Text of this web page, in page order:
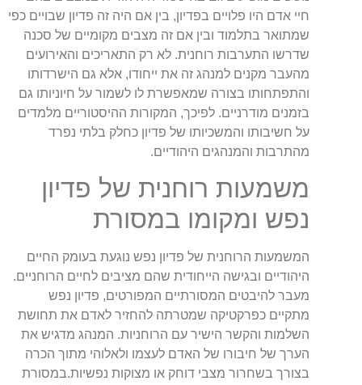
חיי אדם היו פלויים בפדיון, בין אם היה זה פדיון שבויים כפי
שמתואר בתלמוד ובין אם זה מצבים מקומיים של סכנה
שדרשו התערבות רוחנית. לא רק התאריכים והאירועים
מהעבר מקנים למנהג זה את ייחודו, אלא גם הישרדותו
והתפתחותו בצורה שמאפשרת לו לשמור על חיוניותו גם
בזמנים מודרניים. לפיכך, המקורות ההיסטוריים מלמדים
על חשיבותו והמשכיותו של פדיון כחלק בלתי נפרד
מהתרבות והמנהגים היהודיים.
משמעות רוחנית של פדיון
נפש ומקומו במסורת
המשמעות הרוחנית של פדיון נפש נוגעת בעומק החיים
היהודיים ובגישה הייחודית שהם מציבים לחיים הרוחניים.
מעבר להיבטים המסורתיים המפורטים, פדיון נפש
מתקיים כפרקטיקה שמטרתה להחזיר לאדם את תחושת
השלמות והקשר הישיר עם הרוחניות. המנהג מדגיש את
הערך של חיבורו של האדם לעצמו ולאלוהי מתוך הכרה
בצורך בשחרור מצבי דוחק או מצוקות נפשיות.במסורת